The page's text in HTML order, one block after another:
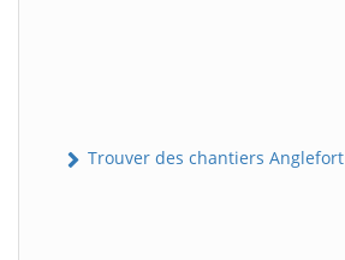
Trouver des chantiers Anglefort